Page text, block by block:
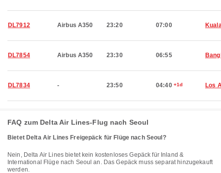
DL7912 Airbus A350 23:20 07:00
DL7854 Airbus A350 23:30 06:55
DL7834 - 23:50 04:40 +1d Los
FAQ zum Delta Air Lines-Flug nach Seoul
Bietet Delta Air Lines Freigepäck für Flüge nach Seoul?
Nein, Delta Air Lines bietet kein kostenloses Gepäck für Inland &
International Flüge nach Seoul an. Das Gepäck muss separat hinzugekauft
werden.